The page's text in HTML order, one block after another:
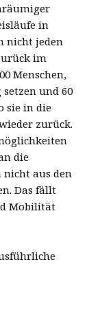
in
nicht jeden
im
Menschen,
und 60
sie in die
zurück.
die
nicht aus den
Das fällt
Mobilität